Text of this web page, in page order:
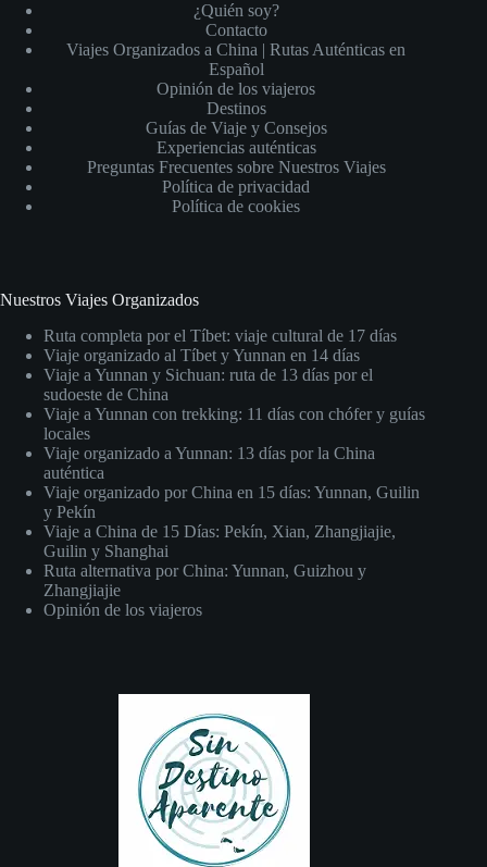
¿Quién soy?
Contacto
Viajes Organizados a China | Rutas Auténticas en
Español
Opinión de los viajeros
Destinos
Guías de Viaje y Consejos
Experiencias auténticas
Preguntas Frecuentes sobre Nuestros Viajes
Política de privacidad
Política de cookies
Nuestros Viajes Organizados
Ruta completa por el Tíbet: viaje cultural de 17 días
Viaje organizado al Tíbet y Yunnan en 14 días
Viaje a Yunnan y Sichuan: ruta de 13 días por el
sudoeste de China
Viaje a Yunnan con trekking: 11 días con chófer y guías
locales
Viaje organizado a Yunnan: 13 días por la China
auténtica
Viaje organizado por China en 15 días: Yunnan, Guilin
y Pekín
Viaje a China de 15 Días: Pekín, Xian, Zhangjiajie,
Guilin y Shanghai
Ruta alternativa por China: Yunnan, Guizhou y
Zhangjiajie
Opinión de los viajeros